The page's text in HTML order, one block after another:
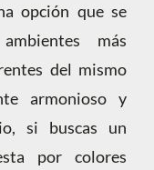
opción que se
más
del mismo
armonioso y
si buscas un
por colores